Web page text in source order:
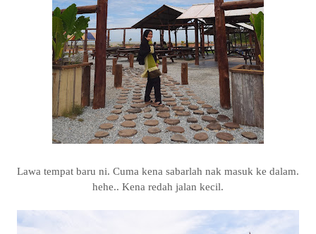
Lawa tempat baru ni. Cuma kena sabarlah nak masuk ke dalam.
hehe.. Kena redah jalan kecil.